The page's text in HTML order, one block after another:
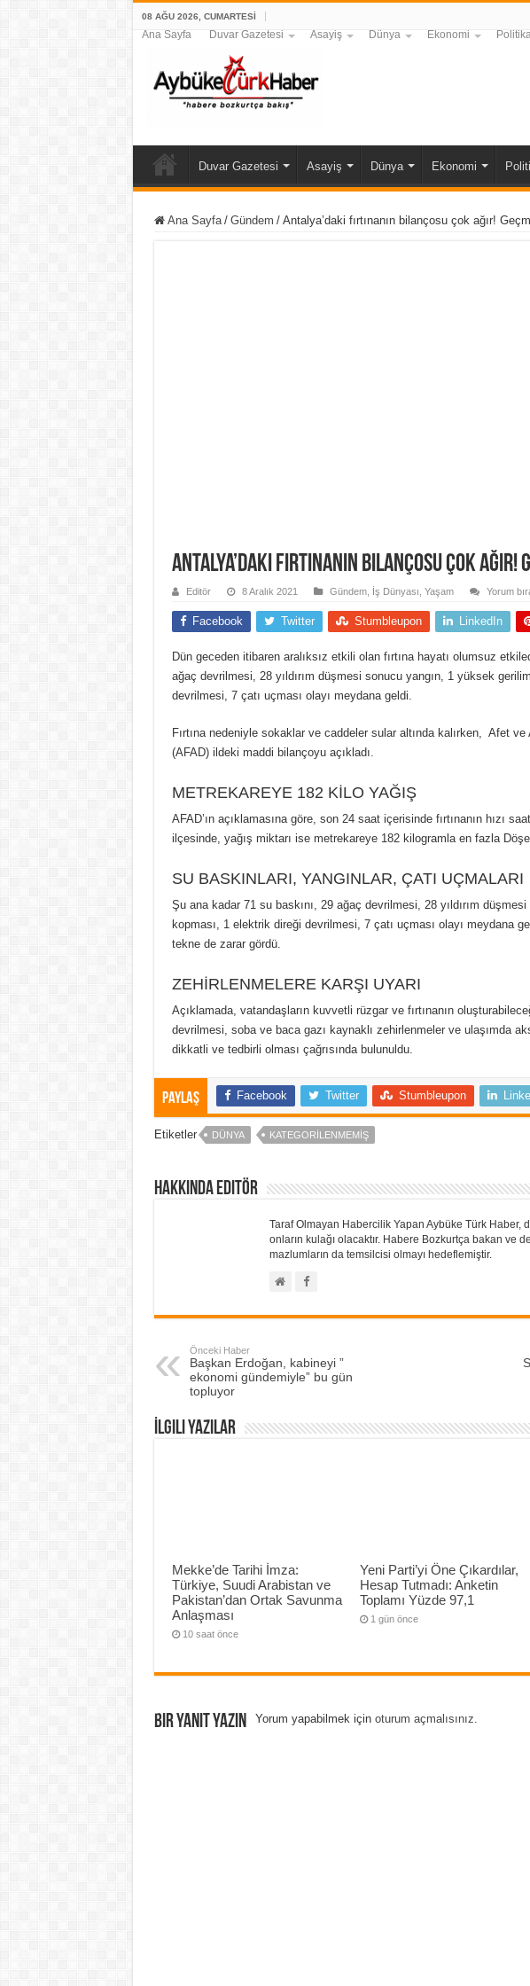
08 AĞU 2026, CUMARTESI
Ana Sayfa Duvar Gazetesi Asayiş Dünya Ekonomi
Duvar Gazetesi Asayiş Dünya Ekonomi
Ana Sayfa / Gündem / Antalya’daki fırtınanın bilançosu çok ağır!
Antalya’daki fırtınanın bilançosu çok ağır!
Editör 8 Aralık 2021 Gündem, İş Dünyası Yaşam Yorum
Facebook Twitter Stumbleupon LinkedIn
Dün geceden itibaren aralıksız etkili olan fırtına hayatı olumsuz
ağaç devrilmesi, 28 yıldırım düşmesi sonucu yangın, 1 yüksek
devrilmesi, 7 çatı uçması olayı meydana geldi.
Fırtına nedeniyle sokaklar ve caddeler sular altında kalırken, Afet
(AFAD) ildeki maddi bilançoyu açıkladı.
METREKAREYE 182 KİLO YAĞIŞ
AFAD’ın açıklamasına göre, son 24 saat içerisinde fırtınanın hızı
ilçesinde, yağış miktarı ise metrekareye 182 kilogramla en fazla
SU BASKINLARI, YANGINLAR, ÇATI UÇMALARI
Şu ana kadar 71 su baskını, 29 ağaç devrilmesi, 28 yıldırım
kopması, 1 elektrik direği devrilmesi, 7 çatı uçması olayı meydana
tekne de zarar gördü.
ZEHİRLENMELERE KARŞI UYARI
Açıklamada, vatandaşların kuvvetli rüzgar ve fırtınanın
devrilmesi, soba ve baca gazı kaynaklı zehirlenmeler ve ulaşımda
dikkatli ve tedbirli olması çağrısında bulunuldu.
Paylaş Facebook Twitter Stumbleupon
Etiketler DÜNYA KATEGORILENMEMIŞ
Hakkında Editör
Taraf Olmayan Habercilik Yapan Aybüke Türk Haber,
onların kulağı olacaktır. Habere Bozkurtça bakan ve
mazlumların da temsilcisi olmayı hedeflemiştir.
Önceki Haber
Başkan Erdoğan, kabineyi ”
ekonomi gündemiyle” bu gün
topluyor
İlgili Yazılar
Mekke’de Tarihi İmza:
Türkiye, Suudi Arabistan ve
Pakistan’dan Ortak Savunma
Anlaşması
10 saat önce
Yeni Parti’yi Öne Çıkardılar,
Hesap Tutmadı: Anketin
Toplamı Yüzde 97,1
1 gün önce
Bir yanıt yazın Yorum yapabilmek için oturum açmalısınız